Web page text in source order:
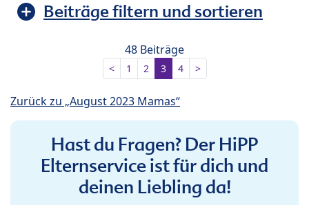
Beiträge filtern und sortieren
48 Beiträge
< 1 2 3 4 >
Zurück zu „August 2023 Mamas“
Hast du Fragen? Der HiPP
Elternservice ist für dich und
deinen Liebling da!